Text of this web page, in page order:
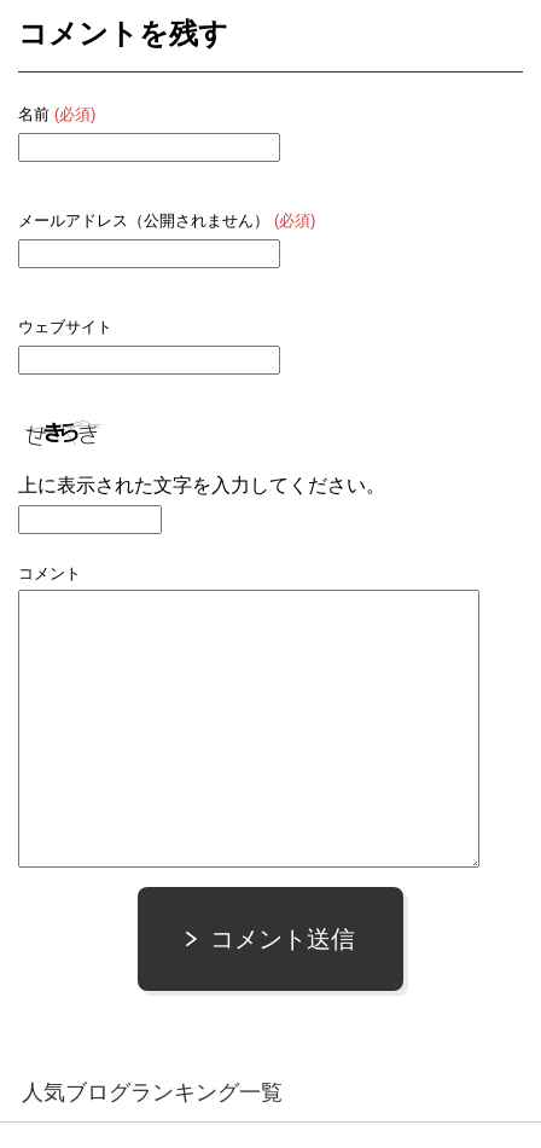
コメントを残す
名前 (必須)
メールアドレス（公開されません） (必須)
ウェブサイト
上に表示された文字を入力してください。
コメント
コメント送信
人気ブログランキング一覧